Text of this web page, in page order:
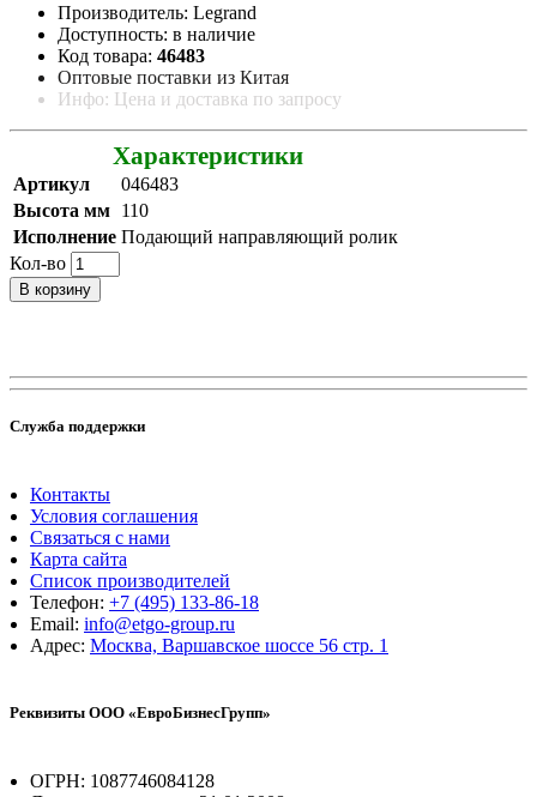
Производитель: Legrand
Доступность: в наличие
Код товара: 46483
Оптовые поставки из Китая
Инфо: Цена и доставка по запросу
Характеристики
Артикул
046483
Высота мм 110
Исполнение Подающий направляющий ролик
Кол-во
В корзину
Служба поддержки
Контакты
Условия соглашения
Связаться с нами
Карта сайта
Список производителей
Телефон: +7 (495) 133-86-18
Email: info@etgo-group.ru
Адрес: Москва, Варшавское шоссе 56 стр. 1
Реквизиты ООО «ЕвроБизнесГрупп»
ОГРН: 1087746084128